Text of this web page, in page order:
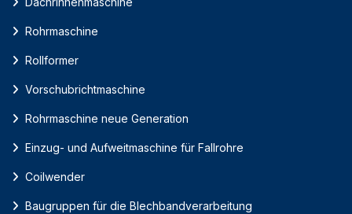
Rohrmaschine
Rollformer
Vorschubrichtmaschine
Rohrmaschine neue Generation
Einzug- und Aufweitmaschine für Fallrohre
Coilwender
Baugruppen für die Blechbandverarbeitung